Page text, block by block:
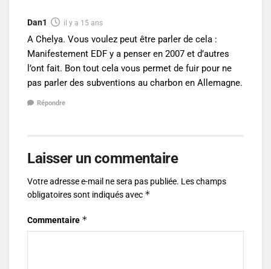
Dan1 il y a 15 ans
A Chelya. Vous voulez peut être parler de cela :
Manifestement EDF y a penser en 2007 et d’autres
l’ont fait. Bon tout cela vous permet de fuir pour ne
pas parler des subventions au charbon en Allemagne.
Répondre
Laisser un commentaire
Votre adresse e-mail ne sera pas publiée. Les champs
obligatoires sont indiqués avec *
Commentaire *